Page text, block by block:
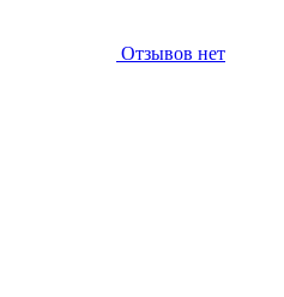
Отзывов нет